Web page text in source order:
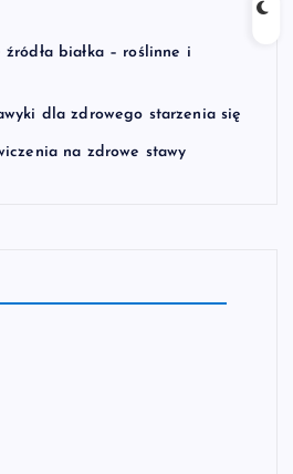
źródła białka – roślinne i
dla zdrowego starzenia się
na zdrowe stawy